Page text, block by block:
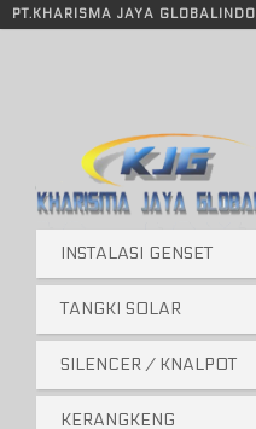
PT.KHARISMA JAYA GLOBALINDO
INSTALASI GENSET
TANGKI SOLAR
SILENCER / KNALPOT
KERANGKENG